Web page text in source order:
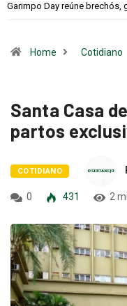
Bugonia transforma
Home Cotidiano
Santa Casa
partos
COTIDIANO
0 431 2